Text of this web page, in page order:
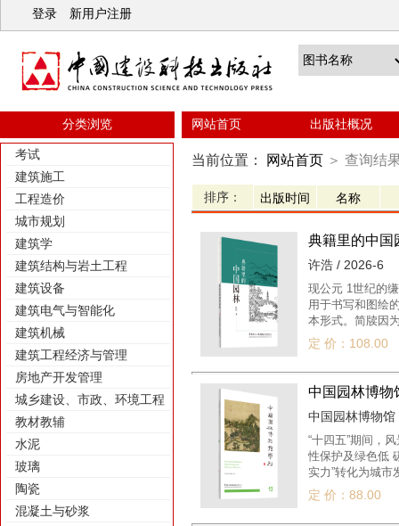
登录 新用户注册
分类浏览 网站首页 出版社概况
考试
建筑施工
工程造价
城市规划
建筑学
建筑结构与岩土工程
建筑设备
建筑电气与智能化
建筑机械
建筑工程经济与管理
房地产开发管理
城乡建设、市政、环境工程
教材教辅
水泥
玻璃
陶瓷
混凝土与砂浆
当前位置： 网站首页 ＞ 查询结
排序：
典籍里的中国
许浩 / 2026-6
现公元 1世纪的
用于书写和图绘
本形式。简牍因
定 价：108.00
中国园林博物
中国园林博物
“十四五”期间，
性保护及绿色低
实力”转化为城市
京以鲜明的生态
定 价：88.00